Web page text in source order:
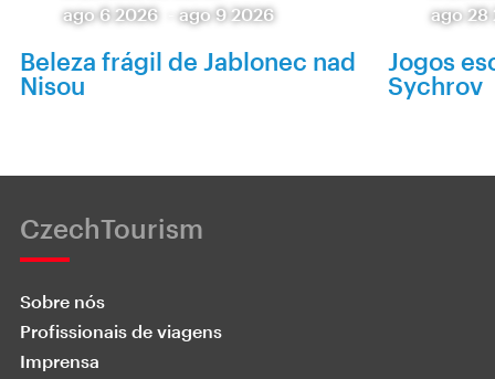
ago 6 2026
-ago 9 2026
Beleza frágil de Jablonec nad
Nisou
ago 28
Jogos
Sychrov
CzechTourism
Sobre nós
Profissionais de viagens
Imprensa